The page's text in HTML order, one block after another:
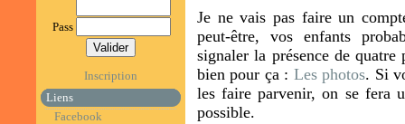
Pass
Inscription
Liens
Facebook
Je ne vais pas faire un
peut-être, vos enfants
signaler la présence de
bien pour ça : Les photos. Si
les faire parvenir, on se fera
possible.